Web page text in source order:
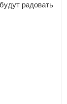
радовать